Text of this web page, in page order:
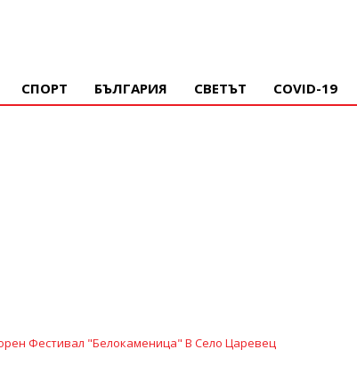
СПОРТ БЪЛГАРИЯ СВЕТЪТ COVID-19
Фестивал "Белокаменица" В Село Царевец